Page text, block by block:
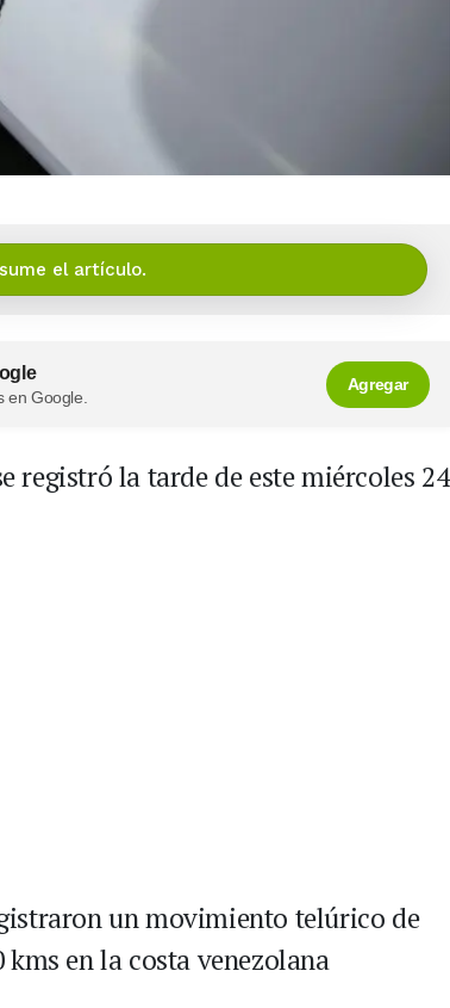
el artículo.
en Google.
Agregar
registró la tarde de este miércoles 24
un movimiento telúrico de
en la costa venezolana